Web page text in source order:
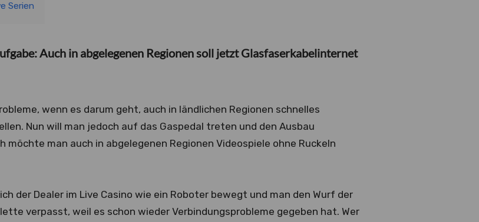
Serien
Auch in abgelegenen Regionen soll jetzt Glasfaserkabelinternet
wenn es darum geht, auch in ländlichen Regionen schnelles
Nun will man jedoch auf das Gaspedal treten und den Ausbau
möchte man auch in abgelegenen Regionen Videospiele ohne Ruckeln
der Dealer im Live Casino wie ein Roboter bewegt und man den Wurf der
verpasst, weil es schon wieder Verbindungsprobleme gegeben hat. Wer